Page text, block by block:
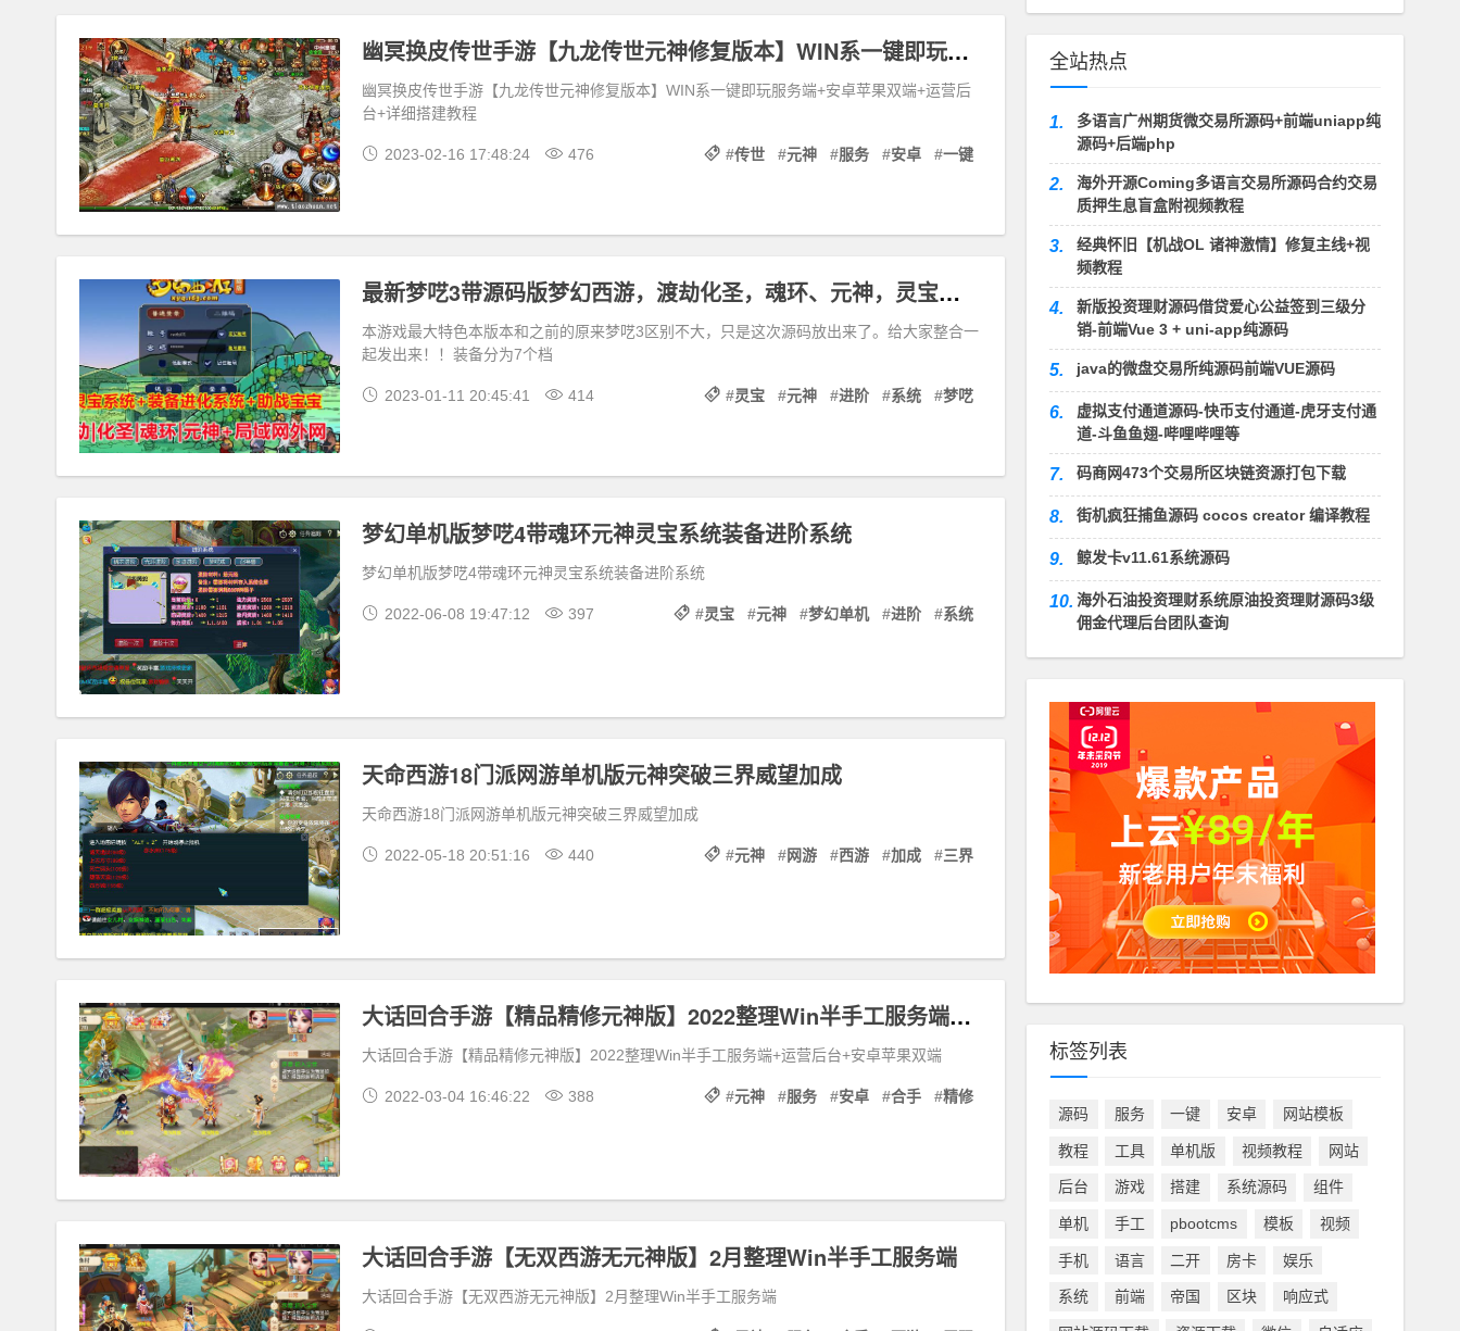
幽冥换皮传世手游【九龙传世元神修复版本】WIN系一键即玩服务端+安卓苹果双端+运营后台+详细搭建教程
幽冥换皮传世手游【九龙传世元神修复版本】WIN系一键即玩服务端+安卓苹果双端+运营后
台+详细搭建教程
2023-02-16 17:48:24 476 #传世 #元神 #服务 #安卓 #一键
最新梦呓3带源码版梦幻西游，渡劫化圣，魂环、元神，灵宝系统，装备进阶系统，可局域网外网
本游戏最大特色本版本和之前的原来梦呓3区别不大，只是这次源码放出来了。给大家整合一
起发出来！！装备分为7个档
2023-01-11 20:45:41 414 #灵宝 #元神 #进阶 #系统 #梦呓
梦幻单机版梦呓4带魂环元神灵宝系统装备进阶系统
梦幻单机版梦呓4带魂环元神灵宝系统装备进阶系统
2022-06-08 19:47:12 397 #灵宝 #元神 #梦幻单机 #进阶 #系统
天命西游18门派网游单机版元神突破三界威望加成
天命西游18门派网游单机版元神突破三界威望加成
2022-05-18 20:51:16 440 #元神 #网游 #西游 #加成 #三界
大话回合手游【精品精修元神版】2022整理Win半手工服务端+运营后台+安卓苹果双端
大话回合手游【精品精修元神版】2022整理Win半手工服务端+运营后台+安卓苹果双端
2022-03-04 16:46:22 388 #元神 #服务 #安卓 #合手 #精修
大话回合手游【无双西游无元神版】2月整理Win半手工服务端
大话回合手游【无双西游无元神版】2月整理Win半手工服务端
全站热点
1.
多语言广州期货微交易所源码+前端uniapp纯
源码+后端php
2.
海外开源Coming多语言交易所源码合约交易
质押生息盲盒附视频教程
3.
经典怀旧【机战OL 诸神激情】修复主线+视
频教程
4.
新版投资理财源码借贷爱心公益签到三级分
销-前端Vue 3 + uni-app纯源码
5. java的微盘交易所纯源码前端VUE源码
6.
虚拟支付通道源码-快币支付通道-虎牙支付通
道-斗鱼鱼翅-哔哩哔哩等
7. 码商网473个交易所区块链资源打包下载
8. 街机疯狂捕鱼源码 cocos creator 编译教程
9. 鲸发卡v11.61系统源码
10. 海外石油投资理财系统原油投资理财源码3级
佣金代理后台团队查询
标签列表
源码 服务 一键 安卓 网站模板
教程 工具 单机版 视频教程 网站
后台 游戏 搭建 系统源码 组件
单机 手工 pbootcms 模板 视频
手机 语言 二开 房卡 娱乐
系统 前端 帝国 区块 响应式